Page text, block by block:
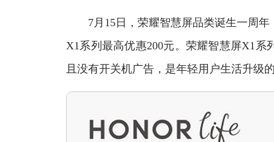
7月15日，荣耀智慧屏品类诞生一周年
X1系列最高优惠200元。荣耀智慧屏X1
且没有开关机广告，是年轻用户生活升级